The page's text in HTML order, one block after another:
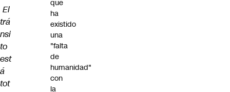
El
trá
nsi
to
est
á
tot
que
ha
existido
una
"falta
de
humanidad"
con
la